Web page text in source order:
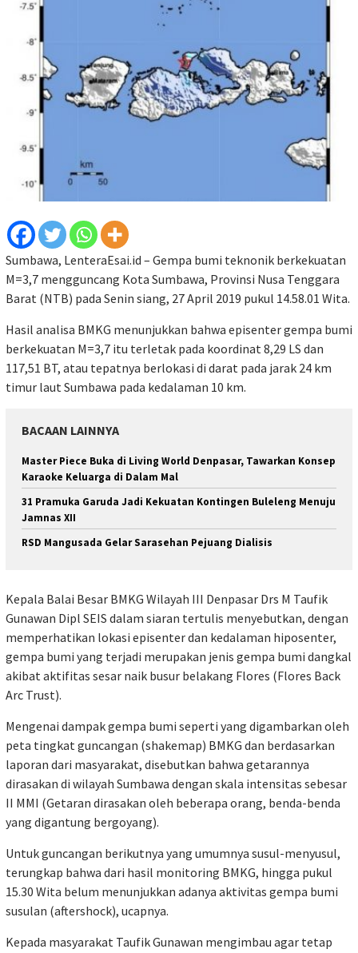
Sumbawa, LenteraEsai.id – Gempa bumi teknonik berkekuatan
M=3,7 mengguncang Kota Sumbawa, Provinsi Nusa Tenggara
Barat (NTB) pada Senin siang, 27 April 2019 pukul 14.58.01 Wita.
Hasil analisa BMKG menunjukkan bahwa episenter gempa bumi
berkekuatan M=3,7 itu terletak pada koordinat 8,29 LS dan
117,51 BT, atau tepatnya berlokasi di darat pada jarak 24 km
timur laut Sumbawa pada kedalaman 10 km.
BACAAN LAINNYA
Master Piece Buka di Living World Denpasar, Tawarkan Konsep
Karaoke Keluarga di Dalam Mal
31 Pramuka Garuda Jadi Kekuatan Kontingen Buleleng Menuju
Jamnas XII
RSD Mangusada Gelar Sarasehan Pejuang Dialisis
Kepala Balai Besar BMKG Wilayah III Denpasar Drs M Taufik
Gunawan Dipl SEIS dalam siaran tertulis menyebutkan, dengan
memperhatikan lokasi episenter dan kedalaman hiposenter,
gempa bumi yang terjadi merupakan jenis gempa bumi dangkal
akibat aktifitas sesar naik busur belakang Flores (Flores Back
Arc Trust).
Mengenai dampak gempa bumi seperti yang digambarkan oleh
peta tingkat guncangan (shakemap) BMKG dan berdasarkan
laporan dari masyarakat, disebutkan bahwa getarannya
dirasakan di wilayah Sumbawa dengan skala intensitas sebesar
II MMI (Getaran dirasakan oleh beberapa orang, benda-benda
yang digantung bergoyang).
Untuk guncangan berikutnya yang umumnya susul-menyusul,
terungkap bahwa dari hasil monitoring BMKG, hingga pukul
15.30 Wita belum menunjukkan adanya aktivitas gempa bumi
susulan (aftershock), ucapnya.
Kepada masyarakat Taufik Gunawan mengimbau agar tetap